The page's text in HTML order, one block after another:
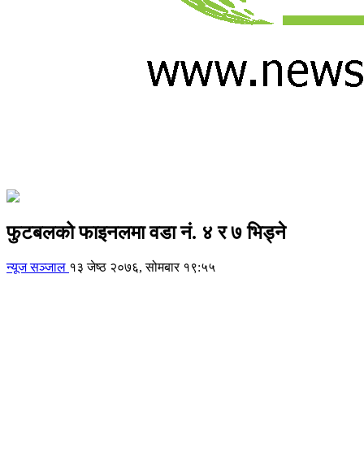
फुटबलको फाइनलमा वडा नं. ४ र ७ भिड्ने
न्यूज सञ्जाल १३ जेष्ठ २०७६, सोमबार १९:५५